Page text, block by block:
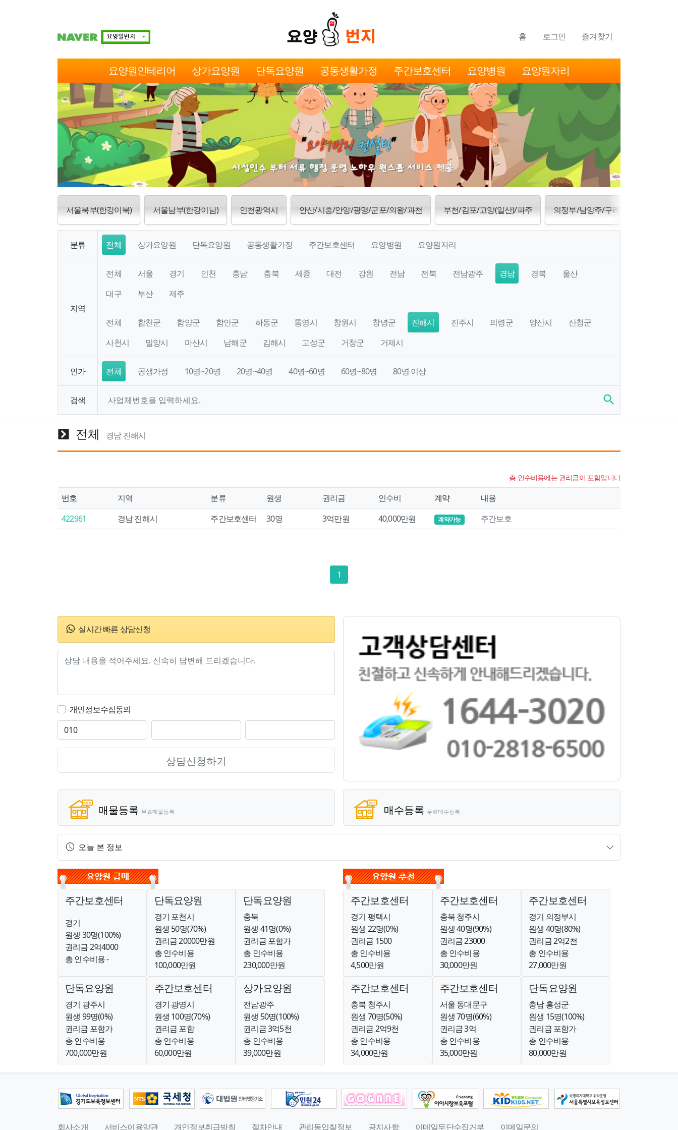
홈 로그인 즐겨찾기
요양원인테리어 상가요양원 단독요양원 공동생활가정 주간보호센터 요양병원 요양원자리
서울북부(한강이북) 서울남부(한강이남) 인천광역시 안산/시흥/안양/광명/군포/의왕/과천 부천/김포/고양(일산)/파주 의정부/남양주/구리/양주/동두천/포
분류 전체 상가요양원 단독요양원 공동생활가정 주간보호센터 요양병원 요양원자리
지역
전체 서울 경기 인천 충남 충북 세종 대전 강원 전남 전북 전남광주 경남 경북
울산
대구
부산 제주
전체 합천군 함양군 함안군 하동군 통영시 창원시 창녕군 진해시 진주시 의령군 양산시
산청군
사천시
밀양시 마산시 남해군 김해시 고성군 거창군 거제시
인가 전체 공생가정 10명~20명 20명~40명 40명~60명 60명~80명 80명 이상
검색 search
실시간 빠른 상담신청
개인정보수집동의
상담신청하기
매물등록 무료매물등록 매수등록 무료매수등록
오늘 본 정보
전체 경남 진해시
총 인수비용에는 권리금이 포함입니다
번호 지역 분류 원생 권리금 인수비 계약
내용
422961
경남 진해시 주간보호센터 30명 3억만원 40,000만원 계약가능 주간보호
1
주간보호센터
경기
원생 30명(100%)
권리금 2억4000
총 인수비용 -
단독요양원
경기 포천시
원생 50명(70%)
권리금 20000만원
총 인수비용
100,000만원
단독요양원
충북
원생 41명(0%)
권리금 포함가
총 인수비용
230,000만원
단독요양원
경기 광주시
원생 99명(0%)
권리금 포함가
총 인수비용
700,000만원
주간보호센터
경기 광명시
원생 100명(70%)
권리금 포함
총 인수비용
60,000만원
상가요양원
전남광주
원생 50명(100%)
권리금 3억5천
총 인수비용
39,000만원
주간보호센터
경기 평택시
원생 22명(0%)
권리금 1500
총 인수비용
4,500만원
주간보호센터
충북 청주시
원생 40명(90%)
권리금 23000
총 인수비용
30,000만원
주간보호센터
경기 의정부시
원생 40명(80%)
권리금 2억2천
총 인수비용
27,000만원
주간보호센터
충북 청주시
원생 70명(50%)
권리금 2억9천
총 인수비용
34,000만원
주간보호센터
서울 동대문구
원생 70명(60%)
권리금 3억
총 인수비용
35,000만원
단독요양원
충남 홍성군
원생 15명(100%)
권리금 포함가
총 인수비용
80,000만원
회사소개 서비스이용약관 개인정보취급방침 절차안내 관리동입찰정보 공지사항 이메일무단수집거부 이메일문의